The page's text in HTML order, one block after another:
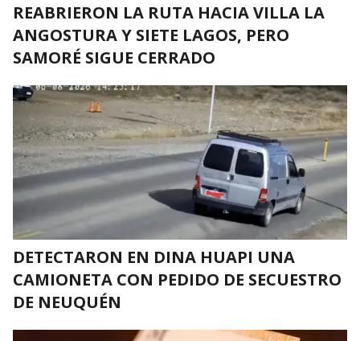
REABRIERON LA RUTA HACIA VILLA LA
ANGOSTURA Y SIETE LAGOS, PERO
SAMORÉ SIGUE CERRADO
DETECTARON EN DINA HUAPI UNA
CAMIONETA CON PEDIDO DE SECUESTRO
DE NEUQUÉN